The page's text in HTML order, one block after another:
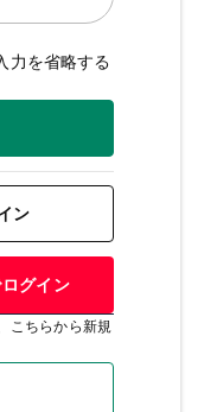
力を省略する
ン
グイン
こちらから新規